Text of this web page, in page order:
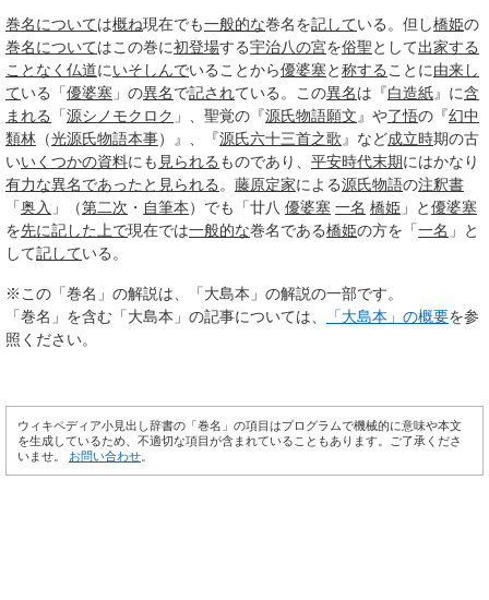
巻名については概ね現在でも一般的な巻名を記している。但し橋姫の
巻名についてはこの巻に初登場する宇治八の宮を俗聖として出家する
ことなく 仏道にいそしんでいることから優婆塞と称する ことに由来し
ている「優婆塞 」の異名で記されている。この異名は『白造紙』に含
まれる
「源シノモクロク 」、聖覚の『源氏物語願文 』や了悟の『幻中
類林 （光源氏物語本事）』、『源氏六十三首之歌 』など成立時期の古
いいくつかの資料にも 見られる ものであり、 平安時代末期にはかなり
有力な異名であった と見られる 。 藤原定家による源氏物語の注釈書
「奥入 」（第二次 ・ 自筆本）でも「廿八 優婆塞 一名 橋姫 」と優婆塞
を先に記した 上で現在では一般的な巻名である橋姫の方を「一名 」と
して記している。
※この「巻名」の解説は、「大島本」の解説の一部です。
「巻名」を含む「大島本」の記事については、
「大島本」の概要を参
照ください。
ウィキペディア小見出し辞書の「巻名」の項目はプログラムで機械的に意味や本文
を生成しているため、不適切な項目が含まれていることもあります。ご了承くださ
いませ。 お問い合わせ